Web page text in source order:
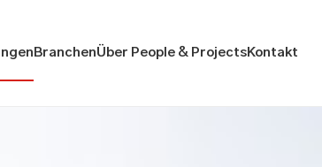
BranchenÜber People & Projects Kontakt